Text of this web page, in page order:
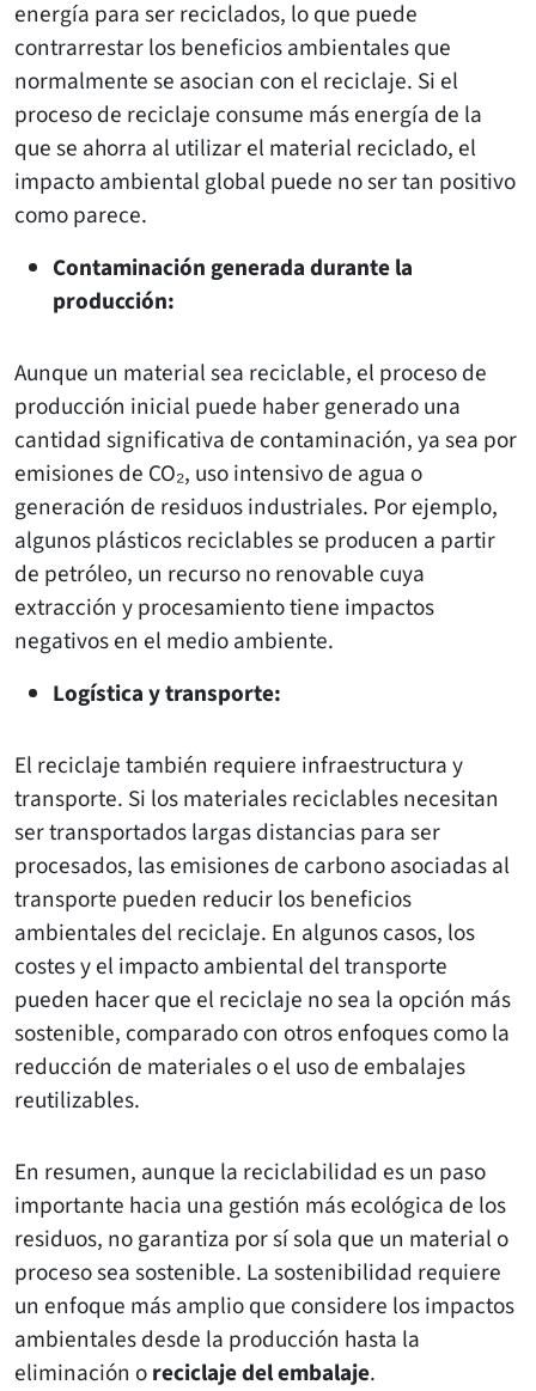
energía para ser reciclados, lo que puede
contrarrestar los beneficios ambientales que
normalmente se asocian con el reciclaje. Si el
proceso de reciclaje consume más energía de la
que se ahorra al utilizar el material reciclado, el
impacto ambiental global puede no ser tan positivo
como parece.
Contaminación generada durante la
producción:
Aunque un material sea reciclable, el proceso de
producción inicial puede haber generado una
cantidad significativa de contaminación, ya sea por
emisiones de CO₂, uso intensivo de agua o
generación de residuos industriales. Por ejemplo,
algunos plásticos reciclables se producen a partir
de petróleo, un recurso no renovable cuya
extracción y procesamiento tiene impactos
negativos en el medio ambiente.
Logística y transporte:
El reciclaje también requiere infraestructura y
transporte. Si los materiales reciclables necesitan
ser transportados largas distancias para ser
procesados, las emisiones de carbono asociadas al
transporte pueden reducir los beneficios
ambientales del reciclaje. En algunos casos, los
costes y el impacto ambiental del transporte
pueden hacer que el reciclaje no sea la opción más
sostenible, comparado con otros enfoques como la
reducción de materiales o el uso de embalajes
reutilizables.
En resumen, aunque la reciclabilidad es un paso
importante hacia una gestión más ecológica de los
residuos, no garantiza por sí sola que un material o
proceso sea sostenible. La sostenibilidad requiere
un enfoque más amplio que considere los impactos
ambientales desde la producción hasta la
eliminación oreciclaje del embalaje.